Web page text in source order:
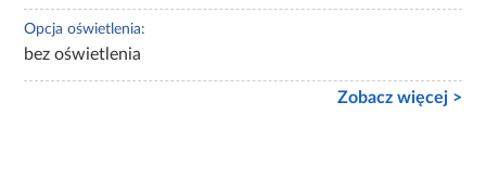
Opcja oświetlenia:
bez oświetlenia
Zobacz więcej >